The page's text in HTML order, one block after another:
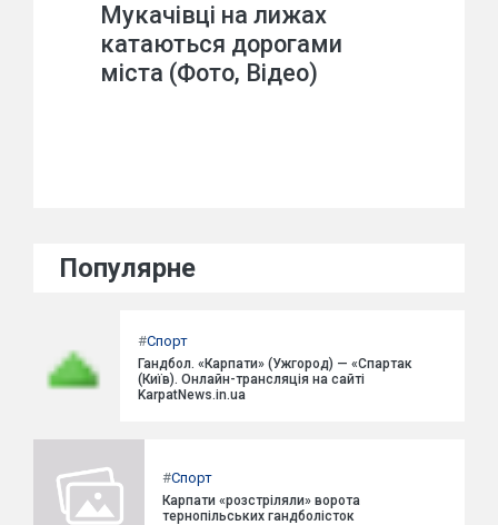
Мукачівці на лижах
катаються дорогами
міста (Фото, Відео)
Популярне
#Спорт
Гандбол. «Карпати» (Ужгород) — «Спартак
(Київ). Онлайн-трансляція на сайті
KarpatNews.in.ua
#Спорт
Карпати «розстріляли» ворота
тернопільських гандболісток